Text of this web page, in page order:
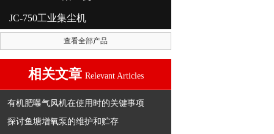
JC-750工业集尘机
查看全部产品
相关文章 Relevant Articles
有机肥曝气风机在使用时的关键事项
探讨鱼塘增氧泵的维护和贮存